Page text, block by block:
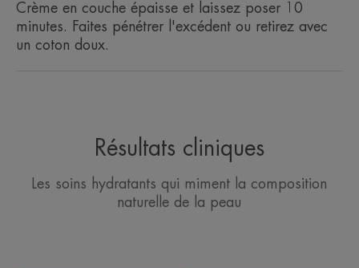
ENVIRONNEMENT
*Test instrumental après 7 jours, 2 fois/jour. 30 sujets.
Crème en couche épaisse et laissez poser 10
minutes. Faites pénétrer l'excédent ou retirez avec
un coton doux.
Résultats cliniques
Les soins hydratants qui miment la composition
naturelle de la peau